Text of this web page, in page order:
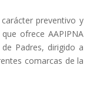
preventivo y
ofrece AAPIPNA
Padres, dirigido a
comarcas de la